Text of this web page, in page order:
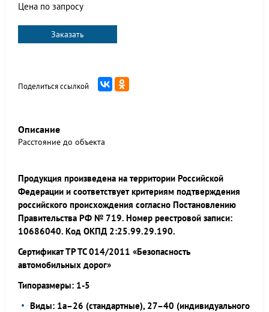
Цена по запросу
Заказать
Поделиться ссылкой
Описание
Расстояние до объекта
Продукция произведена на территории Российской
Федерации и соответствует критериям подтверждения
российского происхождения согласно Постановлению
Правительства РФ № 719. Номер реестровой записи:
10686040. Код ОКПД 2:25.99.29.190.
Сертификат ТР ТС 014/2011 «Безопасность
автомобильных дорог»
Типоразмеры: 1-5
Виды: 1а–26 (стандартные), 27–40 (индивидуального